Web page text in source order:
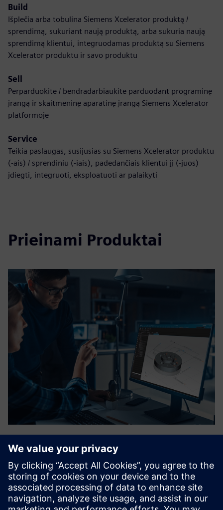
Build
Išplečia arba tobulina Siemens Xcelerator produktą /
sprendimą, sukuriant naują produktą, arba sukuria naują
sprendimą klientui, integruodamas produktą su Siemens
Xcelerator produktu ir savo produktu
Sell
Perparduokite / bendradarbiaukite parduodant programinę
įrangą ir skaitmeninę aparatinę įrangą Siemens Xcelerator
platformoje
Service
Teikia paslaugas, susijusias su Siemens Xcelerator produktu
(-ais) / sprendiniu (-iais), padedančiais klientui jį (-juos)
įdiegti, integruoti, eksploatuoti ar palaikyti
Prieinami Produktai
InspectionSuite
Automatizuokite kokybės patikrinimą “Siemens NX”
naudodami “neoapps”. Šis įrankis įgalina greitą, be klaidų
balionavimą ir tikrinimo ataskaitų kūrimą iš 2D brėžinių ar
3D modelių (PMI). Sutaupykite iki 90% laiko, užtikrinkite